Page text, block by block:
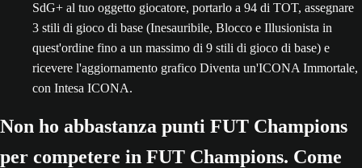
SdG+ al tuo oggetto giocatore, portarlo a 94 di TOT, assegnare
3 stili di gioco di base (Inesauribile, Blocco e Illusionista in
quest'ordine fino a un massimo di 9 stili di gioco di base) e
ricevere l'aggiornamento grafico Diventa un'ICONA Immortale,
con Intesa ICONA.
Non ho abbastanza punti FUT Champions
per competere in FUT Champions. Come